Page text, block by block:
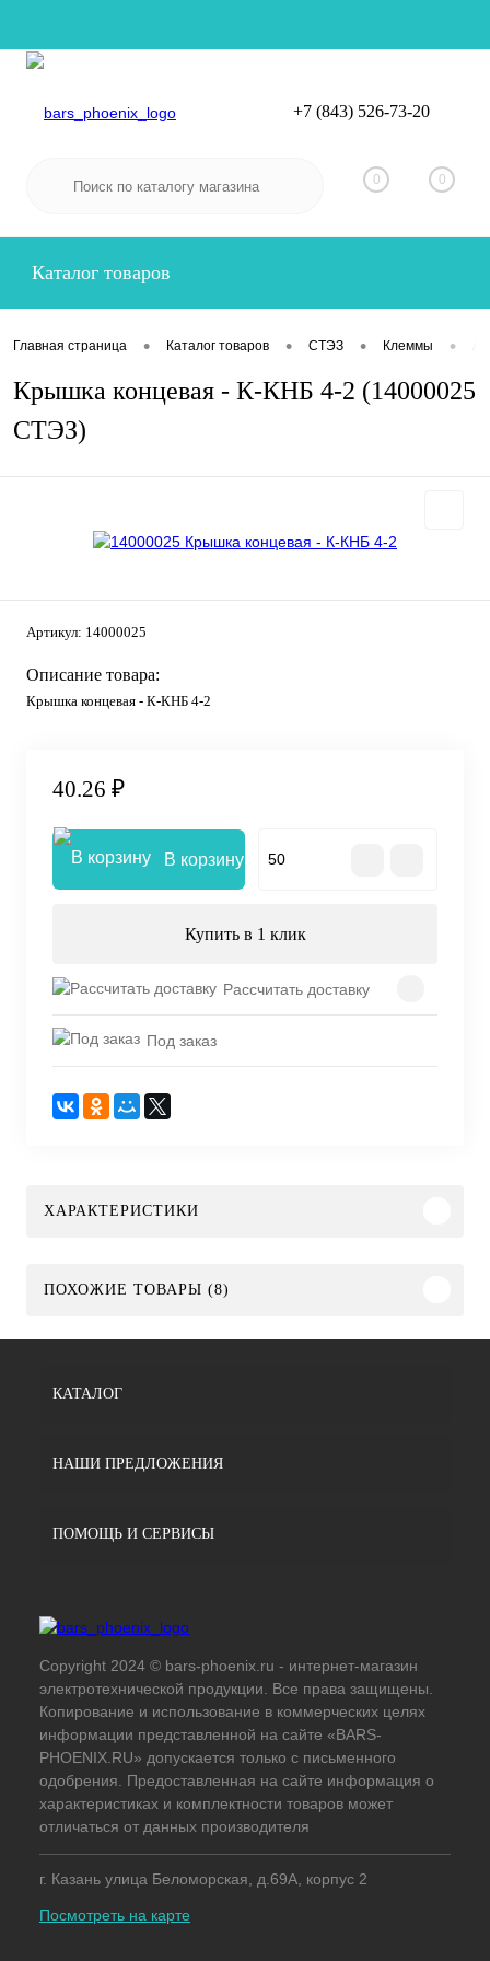
Вход
+7 (843) 526-73-20
0 0
Каталог товаров
Главная страница • Каталог товаров • СТЭЗ • Клеммы •
Крышка концевая - К-КНБ 4-2 (14000025
СТЭЗ)
Артикул: 14000025
Описание товара:
Крышка концевая - К-КНБ 4-2
40.26 ₽
В корзину
Купить в 1 клик
Рассчитать доставку
Под заказ
ХАРАКТЕРИСТИКИ
ПОХОЖИЕ ТОВАРЫ (8)
КАТАЛОГ
НАШИ ПРЕДЛОЖЕНИЯ
ПОМОЩЬ И СЕРВИСЫ
Copyright 2024 © bars-phoenix.ru - интернет-магазин
электротехнической продукции. Все права защищены.
Копирование и использование в коммерческих целях
информации представленной на сайте «BARS-
PHOENIX.RU» допускается только с письменного
одобрения. Предоставленная на сайте информация о
характеристиках и комплектности товаров может
отличаться от данных производителя
г. Казань улица Беломорская, д.69А, корпус 2
Посмотреть на карте